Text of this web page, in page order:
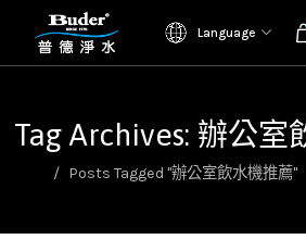
Language
Tag Archives: 辦公室
Posts Tagged "辦公室飲水機推薦"